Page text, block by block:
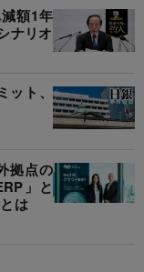
額1年
ナリオ
ト、
拠点の
」と
は